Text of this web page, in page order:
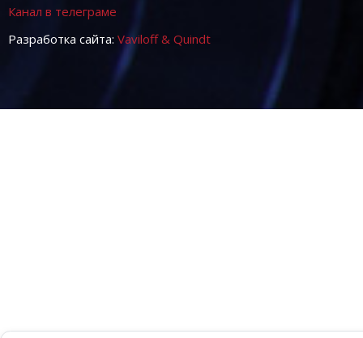
Канал в телеграме
Разработка сайта: Vaviloff & Quindt